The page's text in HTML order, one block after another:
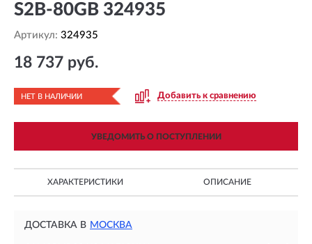
S2B-80GB 324935
Артикул: 324935
18 737 руб.
НЕТ В НАЛИЧИИ Добавить к сравнению
УВЕДОМИТЬ О ПОСТУПЛЕНИИ
ХАРАКТЕРИСТИКИ ОПИСАНИЕ
ДОСТАВКА В МОСКВА